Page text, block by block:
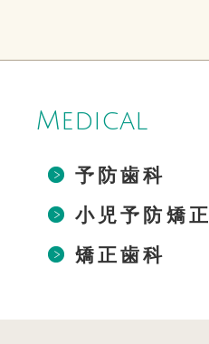
Medical
予防歯科
小児予防矯正
矯正歯科